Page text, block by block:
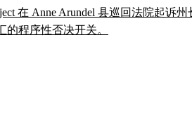
在 Anne Arundel 县巡回法院起诉
的程序性否决开关。